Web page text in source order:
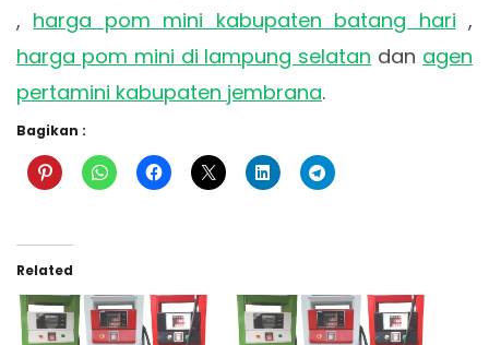
, harga pom mini kabupaten batang hari ,
harga pom mini di lampung selatan dan agen
pertamini kabupaten jembrana.
Bagikan :
Related